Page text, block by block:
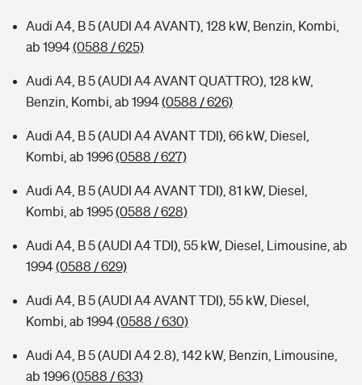
Audi A4, B 5 (AUDI A4 AVANT), 128 kW, Benzin, Kombi,
ab 1994(0588 / 625)
Audi A4, B 5 (AUDI A4 AVANT QUATTRO), 128 kW,
Benzin, Kombi, ab 1994(0588 / 626)
Audi A4, B 5 (AUDI A4 AVANT TDI), 66 kW, Diesel,
Kombi, ab 1996(0588 / 627)
Audi A4, B 5 (AUDI A4 AVANT TDI), 81 kW, Diesel,
Kombi, ab 1995(0588 / 628)
Audi A4, B 5 (AUDI A4 TDI), 55 kW, Diesel, Limousine, ab
1994(0588 / 629)
Audi A4, B 5 (AUDI A4 AVANT TDI), 55 kW, Diesel,
Kombi, ab 1994(0588 / 630)
Audi A4, B 5 (AUDI A4 2.8), 142 kW, Benzin, Limousine,
ab 1996(0588 / 633)